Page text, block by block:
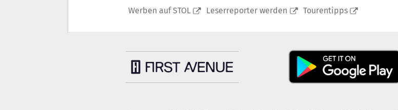
Werben auf STOL Leserreporter werden Tourentipps